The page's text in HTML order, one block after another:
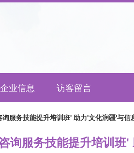
企业信息 访客留言
服务技能提升培训班' 助力'文化润疆'与信
询服务技能提升培训